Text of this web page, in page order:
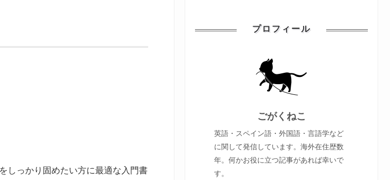
しっかり固めたい方に最適な入門書
プロフィール
ごがくねこ
英語・スペイン語・外国語・言語学など
に関して発信しています。海外在住歴数
年。何かお役に立つ記事があれば幸いで
す。